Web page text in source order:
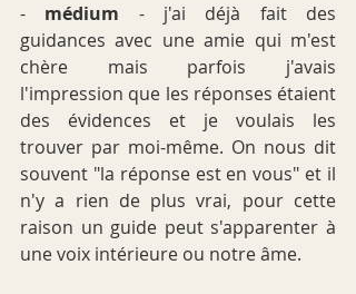
- médium - j'ai déjà fait des
guidances avec une amie qui m'est
chère mais parfois j'avais
l'impression que les réponses étaient
des évidences et je voulais les
trouver par moi-même. On nous dit
souvent "la réponse est en vous" et il
n'y a rien de plus vrai, pour cette
raison un guide peut s'apparenter à
une voix intérieure ou notre âme.